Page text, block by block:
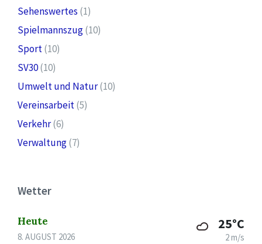
Sehenswertes (1)
Spielmannszug(10)
Sport(10)
SV30(10)
Umwelt und Natur(10)
Vereinsarbeit(5)
Verkehr(6)
Verwaltung(7)
Wetter
Heute
8. AUGUST 2026
25°C
2 m/s